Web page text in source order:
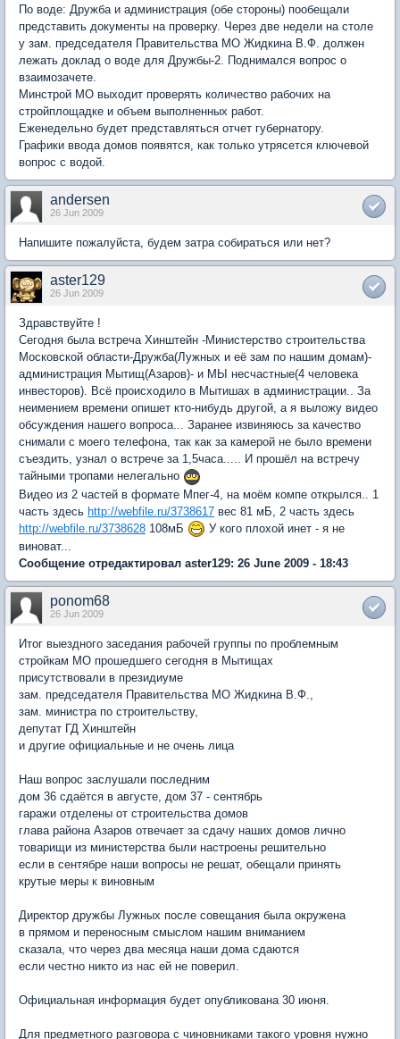
По воде: Дружба и администрация (обе стороны) пообещали
представить документы на проверку. Через две недели на столе
у зам. председателя Правительства МО Жидкина В.Ф. должен
лежать доклад о воде для Дружбы-2. Поднимался вопрос о
взаимозачете.
Минстрой МО выходит проверять количество рабочих на
стройплощадке и объем выполненных работ.
Еженедельно будет представляться отчет губернатору.
Графики ввода домов появятся, как только утрясется ключевой
вопрос с водой.
andersen
26 Jun 2009
Напишите пожалуйста, будем затра собираться или нет?
aster129
26 Jun 2009
Здравствуйте !
Сегодня была встреча Хинштейн -Министерство строительства
Московской области-Дружба(Лужных и её зам по нашим домам)-
администрация Мытищ(Азаров)- и МЫ несчастные(4 человека
инвесторов). Всё происходило в Мытишах в администрации.. За
неимением времени опишет кто-нибудь другой, а я выложу видео
обсуждения нашего вопроса... Заранее извиняюсь за качество
снимали с моего телефона, так как за камерой не было времени
съездить, узнал о встрече за 1,5часа..... И прошёл на встречу
тайными тропами нелегально
Видео из 2 частей в формате Мпег-4, на моём компе открылся.. 1
часть здесь http://webfile.ru/3738617 вес 81 мБ, 2 часть здесь
http://webfile.ru/3738628 108мБ
У кого плохой инет - я не
виноват...
Сообщение отредактировал aster129: 26 June 2009 - 18:43
ponom68
26 Jun 2009
Итог выездного заседания рабочей группы по проблемным
стройкам МО прошедшего сегодня в Мытищах
присутствовали в президиуме
зам. председателя Правительства МО Жидкина В.Ф.,
зам. министра по строительству,
депутат ГД Хинштейн
и другие официальные и не очень лица
Наш вопрос заслушали последним
дом 36 сдаётся в августе, дом 37 - сентябрь
гаражи отделены от строительства домов
глава района Азаров отвечает за сдачу наших домов лично
товарищи из министерства были настроены решительно
если в сентябре наши вопросы не решат, обещали принять
крутые меры к виновным
Директор дружбы Лужных после совещания была окружена
в прямом и переносным смыслом нашим вниманием
сказала, что через два месяца наши дома сдаются
если честно никто из нас ей не поверил.
Официальная информация будет опубликована 30 июня.
Для предметного разговора с чиновниками такого уровня нужно